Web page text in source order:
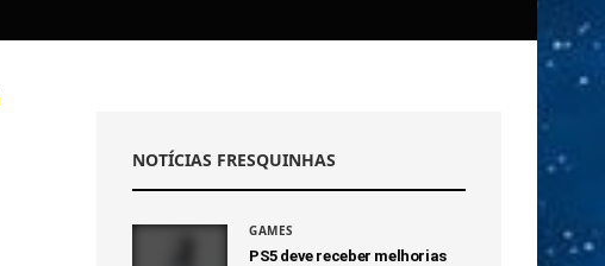
NOTÍCIAS FRESQUINHAS
GAMES
PS5 deve receber melhorias